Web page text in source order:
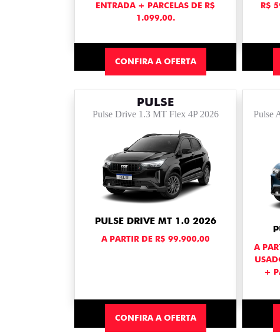
ENTRADA + PARCELAS DE R$
1.099,00.
CONFIRA A OFERTA
R$
PULSE
Pulse Drive 1.3 MT Flex 4P 2026
PULSE DRIVE MT 1.0 2026
A PARTIR DE R$ 99.900,00
CONFIRA A OFERTA
Pulse
A
+